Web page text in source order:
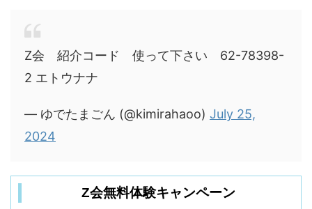
Z会 紹介コード 使って下さい 62-78398-
2 エトウナナ
— ゆでたまごん (@kimirahaoo) July 25,
2024
Z会無料体験キャンペーン